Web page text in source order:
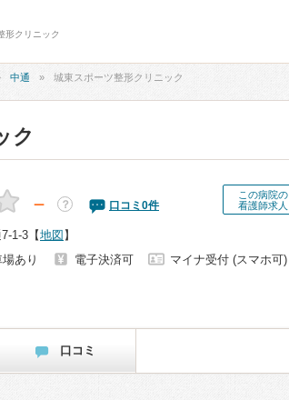
形クリニック
中通 城東スポーツ整形クリニック
ク
この病院の
看護師求人
－ ？ 口コミ 0件
1-3 【地図 】
あり 電子決済可
マイナ受付 (スマホ可)
口コミ